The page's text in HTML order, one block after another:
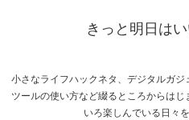
きっと明日は
小さなライフハックネタ、デジタルガ
ツールの使い方など綴るところからは
いろ楽しんでいる日々